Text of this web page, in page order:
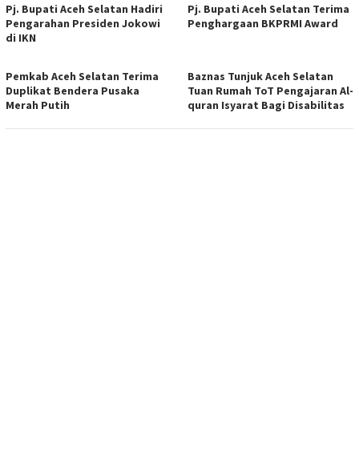
Pj. Bupati Aceh Selatan Hadiri
Pengarahan Presiden Jokowi
di IKN
Pj. Bupati Aceh Selatan Terima
Penghargaan BKPRMI Award
Pemkab Aceh Selatan Terima
Duplikat Bendera Pusaka
Merah Putih
Baznas Tunjuk Aceh Selatan
Tuan Rumah ToT Pengajaran Al-
quran Isyarat Bagi Disabilitas